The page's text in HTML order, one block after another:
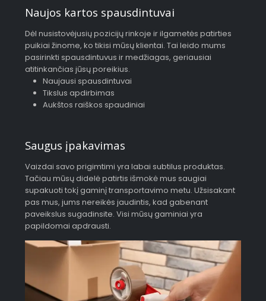
Naujos kartos spausdintuvai
Dėl nusistovėjusių pozicijų rinkoje ir ilgametės patirties
puikiai žinome, ko tikisi mūsų klientai. Tai leido mums
pasirinkti spausdintuvus ir medžiagas, geriausiai
atitinkančias jūsų poreikius.
Naujausi spausdintuvai
Tikslus apdirbimas
Aukštos raiškos spaudiniai
Saugus įpakavimas
Vaizdai savo prigimtimi yra labai subtilus produktas.
Tačiau mūsų didelė patirtis išmokė mus saugiai
supakuoti tokį gaminį transportavimo metu. Užsisakant
pas mus, jums nereikės jaudintis, kad gabenant
paveikslus sugadinsite. Visi mūsų gaminiai yra
papildomai apdrausti.